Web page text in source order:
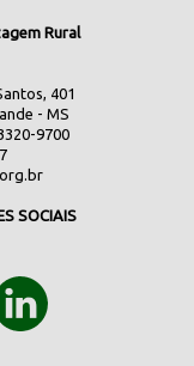
Rural
401
- MS
9700
SOCIAIS